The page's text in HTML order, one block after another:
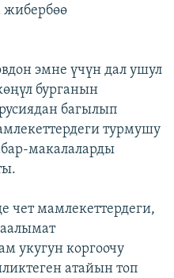
жибербөө
эмне үчүн дал ушул
бурганын
багылып
турмушу
макалаларды
чет мамлекеттердеги,
укугун коргоочу
атайын топ